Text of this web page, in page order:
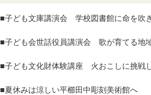
■子ども文庫講演会 学校図書館に命を吹
■子ども会世話役員講演会 歌が育てる地
■子ども文化財体験講座 火おこしに挑戦
■夏休みは涼しい平櫛田中彫刻美術館へ